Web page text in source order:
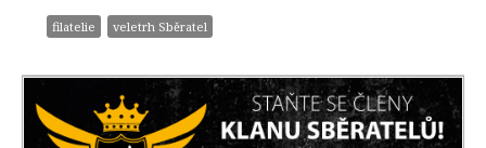
filatelie veletrh Sběratel